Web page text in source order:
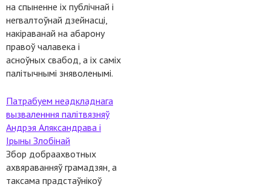
на спыненне іх публічнай і
негвалтоўнай дзейнасці,
накіраванай на абарону
правоў чалавека і
асноўных свабод, а іх саміх
палітычнымі зняволенымі.
Патрабуем неадкладнага
вызваленння палітвязняў
Андрэя Аляксандрава і
Ірыны Злобінай
Збор добраахвотных
ахвяраванняў грамадзян, а
таксама прадстаўнікоў